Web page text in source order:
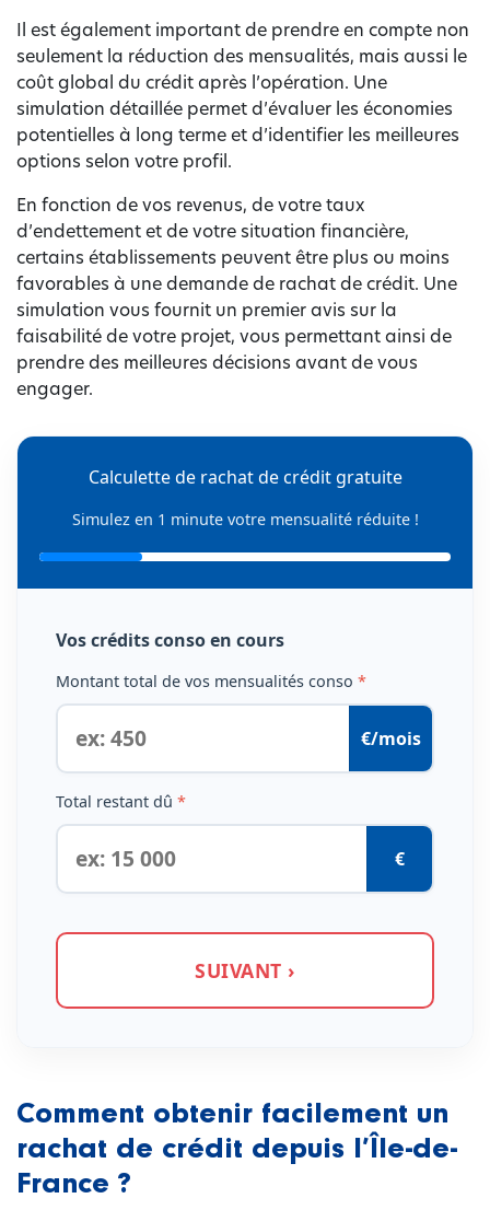
Il est également important de prendre en compte non
seulement la réduction des mensualités, mais aussi le
coût global du crédit après l’opération. Une
simulation détaillée permet d’évaluer les économies
potentielles à long terme et d’identifier les meilleures
options selon votre profil.
En fonction de vos revenus, de votre taux
d’endettement et de votre situation financière,
certains établissements peuvent être plus ou moins
favorables à une demande de rachat de crédit. Une
simulation vous fournit un premier avis sur la
faisabilité de votre projet, vous permettant ainsi de
prendre des meilleures décisions avant de vous
engager.
Calculette de rachat de crédit gratuite
Simulez en 1 minute votre mensualité réduite !
Vos crédits conso en cours
Montant total de vos mensualités conso *
€/mois
Total restant dû *
€
SUIVANT ›
Comment obtenir facilement un
rachat de crédit depuis l’Île-de-
France ?